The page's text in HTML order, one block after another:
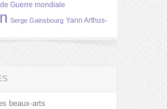
Guerre mondiale
Serge Gainsbourg Yann Arthus-
beaux-arts